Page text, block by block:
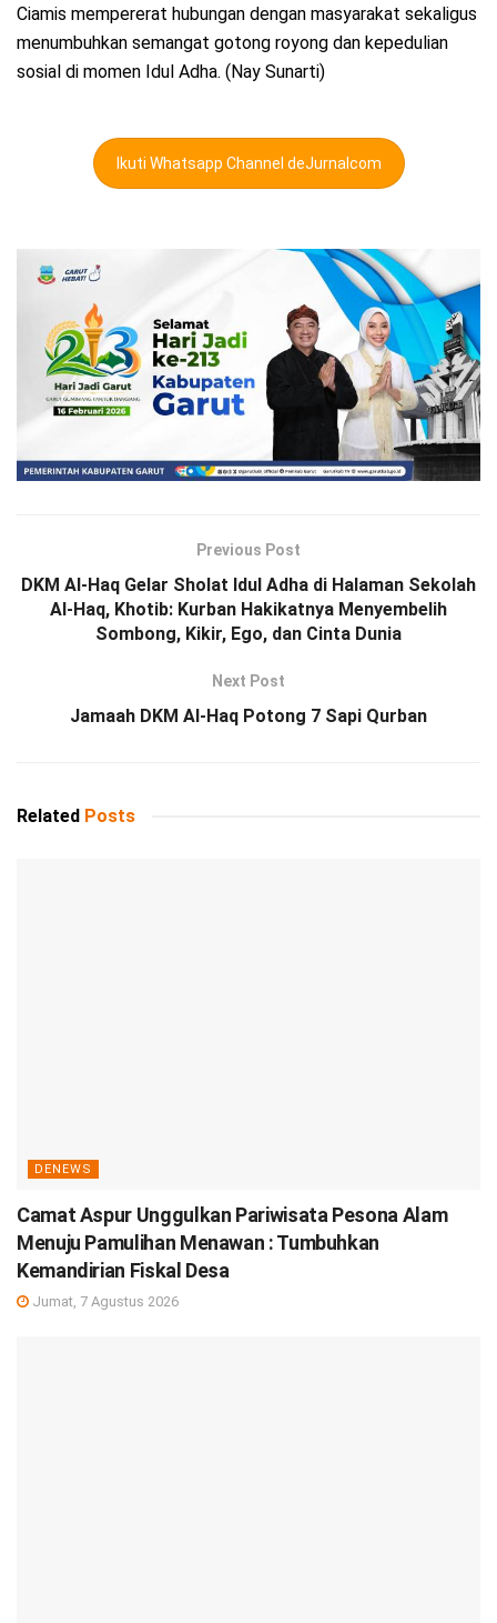
Ciamis mempererat hubungan dengan masyarakat sekaligus
menumbuhkan semangat gotong royong dan kepedulian
sosial di momen Idul Adha. (Nay Sunarti)
Ikuti Whatsapp Channel deJurnalcom
Previous Post
DKM Al-Haq Gelar Sholat Idul Adha di Halaman Sekolah
Al-Haq, Khotib: Kurban Hakikatnya Menyembelih
Sombong, Kikir, Ego, dan Cinta Dunia
Next Post
Jamaah DKM Al-Haq Potong 7 Sapi Qurban
Related Posts
DENEWS
Camat Aspur Unggulkan Pariwisata Pesona Alam
Menuju Pamulihan Menawan : Tumbuhkan
Kemandirian Fiskal Desa
Jumat, 7 Agustus 2026